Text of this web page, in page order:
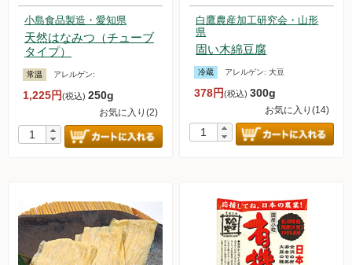
小島食品製造・愛知県
天然はなみつ（チューブ
タイプ）
常温 アレルゲン:
1,225円(税込) 250g
お気に入り(2)
白鷹農産加工研究会・山形
県
固い木綿豆腐
冷蔵 アレルゲン:大豆
378円(税込)300g
お気に入り(14)